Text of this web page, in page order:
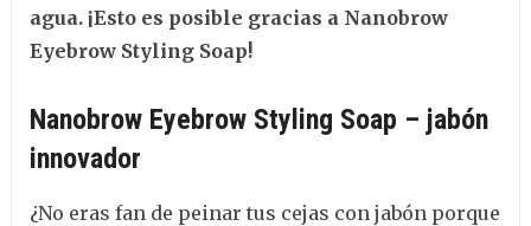
agua. ¡Esto es posible gracias a Nanobrow
Eyebrow Styling Soap!
Nanobrow Eyebrow Styling Soap – jabón
innovador
¿No eras fan de peinar tus cejas con jabón porque